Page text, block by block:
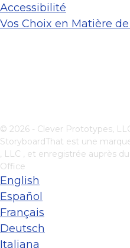
Accessibilité
Vos Choix en Matière
© 2026 - Clever Prototypes,
StoryboardThat est une
, LLC , et enregistrée auprès
Office
English
Español
Français
Deutsch
Italiana